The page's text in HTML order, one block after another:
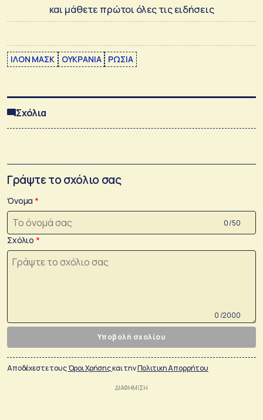
και μάθετε πρώτοι όλες τις ειδήσεις
ΙΛΟΝ ΜΑΣΚ ΟΥΚΡΑΝΙΑ ΡΩΣΙΑ
Σχόλια
Γράψτε το σχόλιο σας
Όνομα
0 /50
Σχόλιο
0 /2000
Υποβολή σχολίου
Αποδέχεστε τουςΌροι Χρήσηςκαι τηνΠολιτικη Απορρήτου